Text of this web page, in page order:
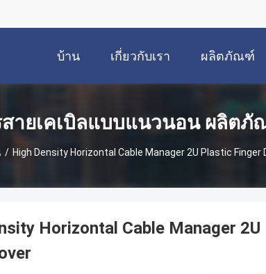
บ้าน เกี่ยวกับเรา ผลิตภัณฑ์
สายเคเบิลแบบแนวนอน ผลิต
/ High Density Horizontal Cable Manager 2U Plastic Finger
Horizontal Cable Manager